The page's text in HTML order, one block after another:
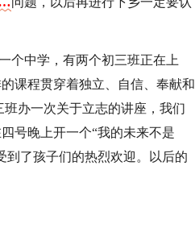
个中学，有两个初三班正在上
课程贯穿着独立、自信、奉献和
办一次关于立志的讲座，我们
号晚上开一个“我的未来不是
到了孩子们的热烈欢迎。以后的